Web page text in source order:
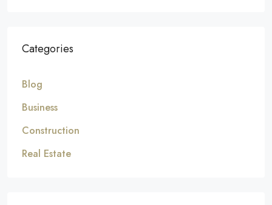
Categories
Blog
Business
Construction
Real Estate